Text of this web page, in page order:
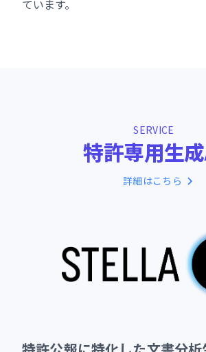
ています。
SERVICE
特許専用生成
詳細はこちら